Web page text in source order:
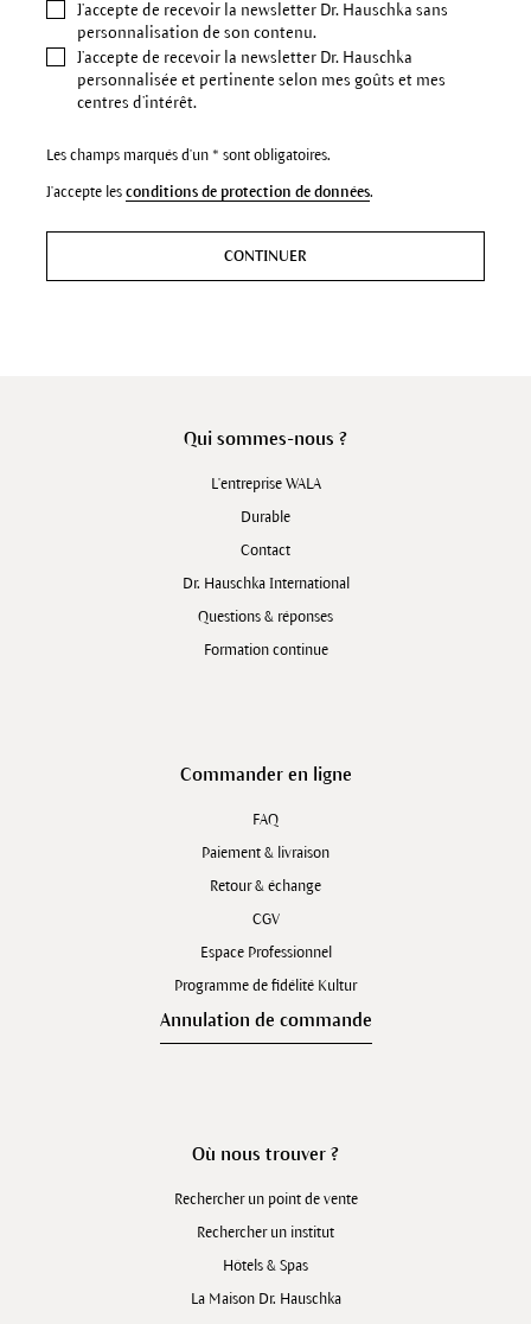
J’accepte de recevoir la newsletter Dr. Hauschka sans
personnalisation de son contenu.
J’accepte de recevoir la newsletter Dr. Hauschka
personnalisée et pertinente selon mes goûts et mes
centres d’intérêt.
Les champs marqués d'un * sont obligatoires.
J'accepte les conditions de protection de données.
CONTINUER
Qui sommes-nous ?
L'entreprise WALA
Durable
Contact
Dr. Hauschka International
Questions & réponses
Formation continue
Commander en ligne
FAQ
Paiement & livraison
Retour & échange
CGV
Espace Professionnel
Programme de fidélité Kultur
Annulation de commande
Où nous trouver ?
Rechercher un point de vente
Rechercher un institut
Hôtels & Spas
La Maison Dr. Hauschka